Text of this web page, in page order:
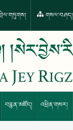
གསལ་བཤད།
བརྙན་མཛོད། འཕྲིན་གསར།